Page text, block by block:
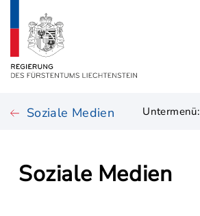
Soziale Medien Untermenü:
Soziale Medien